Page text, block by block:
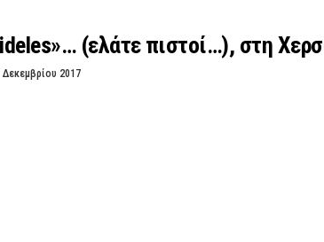
(ελάτε πιστοί…), στη
Δεκεμβρίου 2017